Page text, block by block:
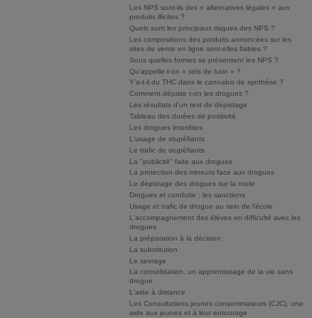
Les NPS sont-ils des « alternatives légales » aux
produits illicites ?
Quels sont les principaux risques des NPS ?
Les compositions des produits annoncées sur les
sites de vente en ligne sont-elles fiables ?
Sous quelles formes se présentent les NPS ?
Qu’appelle-t-on « sels de bain » ?
Y’a-t-il du THC dans le cannabis de synthèse ?
Comment dépiste t-on les drogues ?
Les résultats d'un test de dépistage
Tableau des durées de positivité
Les drogues interdites
L'usage de stupéfiants
Le trafic de stupéfiants
La "publicité" faite aux drogues
La protection des mineurs face aux drogues
Le dépistage des drogues sur la route
Drogues et conduite : les sanctions
Usage et trafic de drogue au sein de l'école
L'accompagnement des élèves en difficulté avec les
drogues
La préparation à la décision
La substitution
Le sevrage
La consolidation, un apprentissage de la vie sans
drogue
L'aide à distance
Les Consultations jeunes consommateurs (CJC), une
aide aux jeunes et à leur entourage